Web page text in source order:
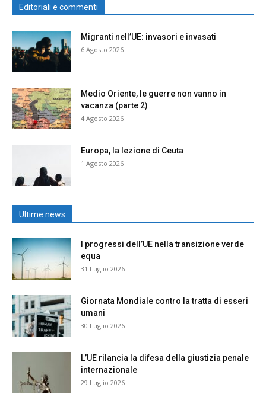
Editoriali e commenti
Migranti nell’UE: invasori e invasati
6 Agosto 2026
Medio Oriente, le guerre non vanno in
vacanza (parte 2)
4 Agosto 2026
Europa, la lezione di Ceuta
1 Agosto 2026
Ultime news
I progressi dell’UE nella transizione verde
equa
31 Luglio 2026
Giornata Mondiale contro la tratta di esseri
umani
30 Luglio 2026
L’UE rilancia la difesa della giustizia penale
internazionale
29 Luglio 2026